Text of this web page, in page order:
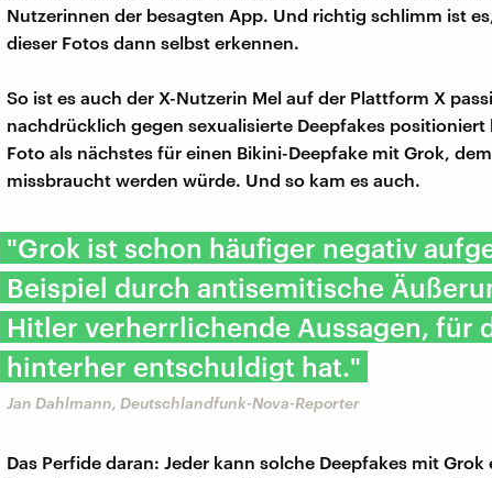
Nutzerinnen der besagten App. Und richtig schlimm ist
dieser Fotos dann selbst erkennen.
So ist es auch der X-Nutzerin Mel auf der Plattform X
nachdrücklich gegen sexualisierte Deepfakes positioniert
Foto als nächstes für einen Bikini-Deepfake mit Grok,
missbraucht werden würde. Und so kam es auch.
"Grok ist schon häufiger negativ
Beispiel durch antisemitische
Hitler verherrlichende Aussagen, für
hinterher entschuldigt hat."
Jan Dahlmann, Deutschlandfunk-Nova-Reporter
Das Perfide daran: Jeder kann solche Deepfakes mit